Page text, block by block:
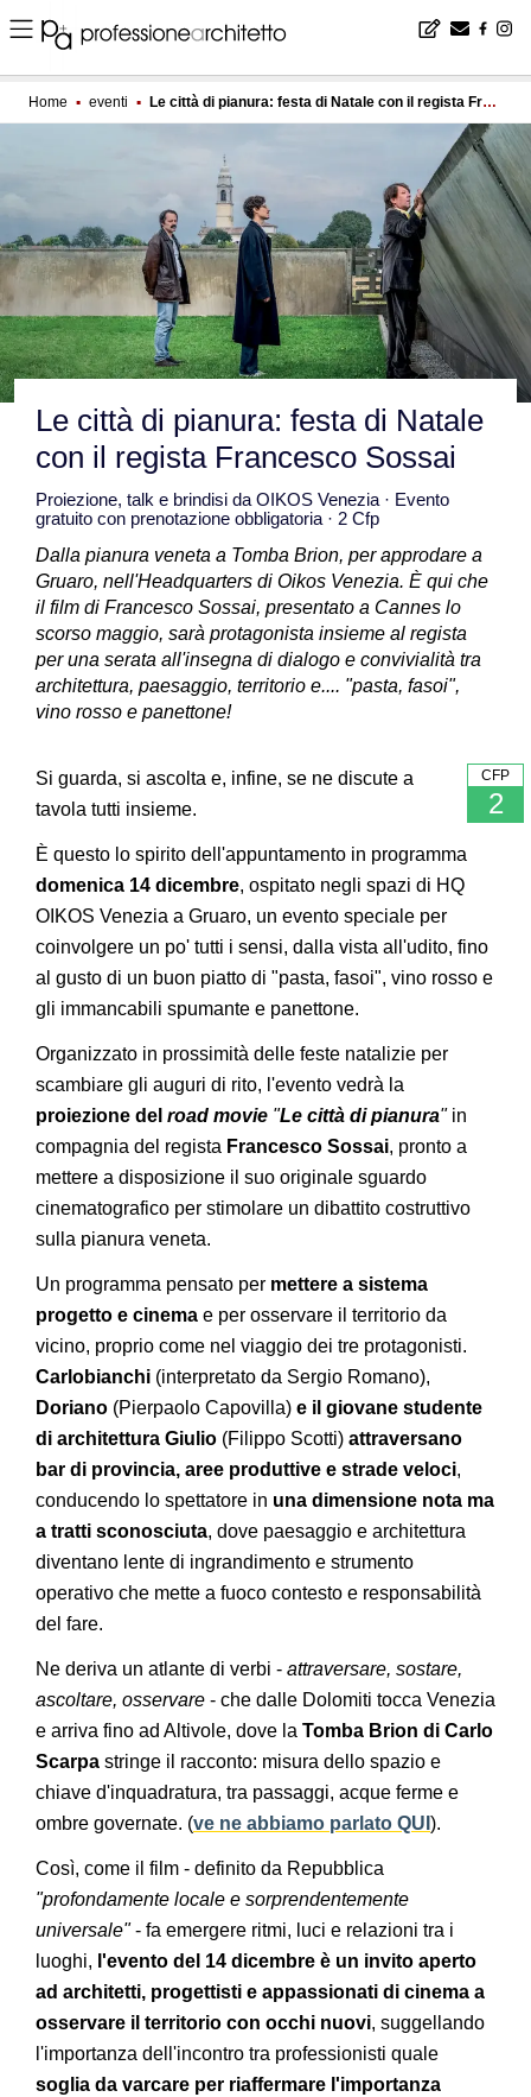
Home ▪ eventi ▪ Le città di pianura: festa di Natale con il regista Francesco Sossai
Le città di pianura: festa di Natale
con il regista Francesco Sossai
Proiezione, talk e brindisi da OIKOS Venezia · Evento
gratuito con prenotazione obbligatoria · 2 Cfp
Dalla pianura veneta a Tomba Brion, per approdare a
Gruaro, nell'Headquarters di Oikos Venezia. È qui che
il film di Francesco Sossai, presentato a Cannes lo
scorso maggio, sarà protagonista insieme al regista
per una serata all'insegna di dialogo e convivialità tra
architettura, paesaggio, territorio e.... "pasta, fasoi",
vino rosso e panettone!
CFP
2
Si guarda, si ascolta e, infine, se ne discute a
tavola tutti insieme.
È questo lo spirito dell'appuntamento in programma
domenica 14 dicembre, ospitato negli spazi di HQ
OIKOS Venezia a Gruaro, un evento speciale per
coinvolgere un po' tutti i sensi, dalla vista all'udito, fino
al gusto di un buon piatto di "pasta, fasoi", vino rosso e
gli immancabili spumante e panettone.
Organizzato in prossimità delle feste natalizie per
scambiare gli auguri di rito, l'evento vedrà la
proiezione del road movie "Le città di pianura"in
compagnia del regista Francesco Sossai, pronto a
mettere a disposizione il suo originale sguardo
cinematografico per stimolare un dibattito costruttivo
sulla pianura veneta.
Un programma pensato per mettere a sistema
progetto e cinema e per osservare il territorio da
vicino, proprio come nel viaggio dei tre protagonisti.
Carlobianchi (interpretato da Sergio Romano),
Doriano (Pierpaolo Capovilla) e il giovane studente
di architettura Giulio (Filippo Scotti) attraversano
bar di provincia, aree produttive e strade veloci,
conducendo lo spettatore in una dimensione nota ma
a tratti sconosciuta, dove paesaggio e architettura
diventano lente di ingrandimento e strumento
operativo che mette a fuoco contesto e responsabilità
del fare.
Ne deriva un atlante di verbi - attraversare, sostare,
ascoltare, osservare - che dalle Dolomiti tocca Venezia
e arriva fino ad Altivole, dove la Tomba Brion di Carlo
Scarpa stringe il racconto: misura dello spazio e
chiave d'inquadratura, tra passaggi, acque ferme e
ombre governate. (ve ne abbiamo parlato QUI ).
Così, come il film - definito da Repubblica
"profondamente locale e sorprendentemente
universale"- fa emergere ritmi, luci e relazioni tra i
luoghi, l'evento del 14 dicembre è un invito aperto
ad architetti, progettisti e appassionati di cinema a
osservare il territorio con occhi nuovi, suggellando
l'importanza dell'incontro tra professionisti quale
soglia da varcare per riaffermare l'importanza